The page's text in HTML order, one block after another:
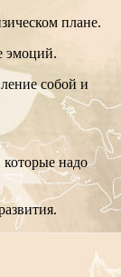
плане.
эмоций.
собой и
которые надо